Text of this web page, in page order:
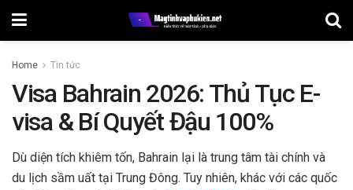
Home Tin tức
Visa Bahrain 2026: Thủ Tục E-
visa & Bí Quyết Đậu 100%
Dù diện tích khiêm tốn, Bahrain lại là trung tâm tài chính và
du lịch sầm uất tại Trung Đông. Tuy nhiên, khác với các quốc